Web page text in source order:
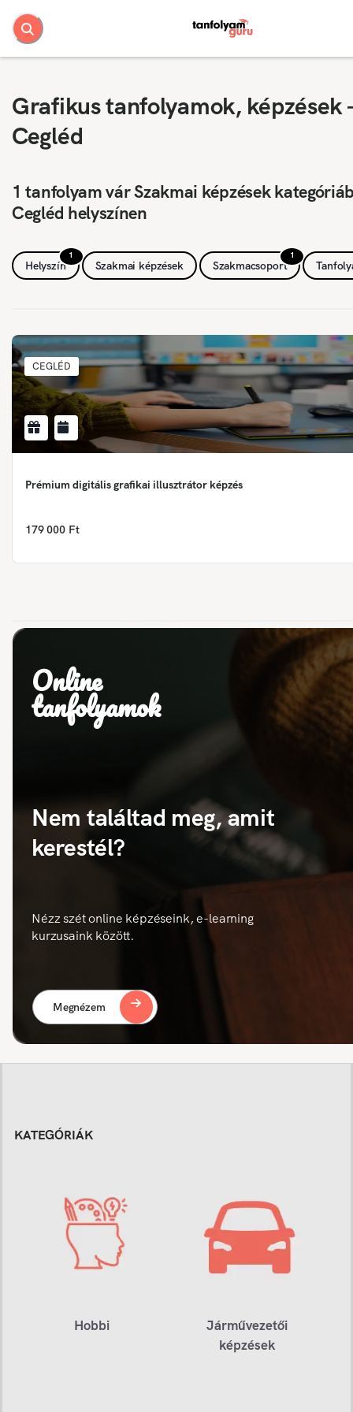
Grafikus tanfolyamok, képzések
Cegléd
1 tanfolyam vár Szakmai képzések
Cegléd helyszínen
1
Helyszín Szakmai képzések
1
Szakmacsoport
CEGLÉD
Prémium digitális grafikai illusztrátor képzés
179 000 Ft
Online
tanfolyamok
Nem találtad meg, amit
kerestél?
Nézz szét online képzéseink, e-learning
kurzusaink között.
Megnézem
KATEGÓRIÁK
Hobbi
Járművezetői
képzések